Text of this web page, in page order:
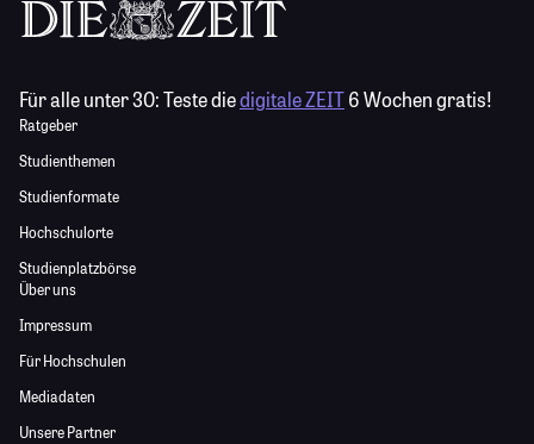
Für alle unter 30:Teste diedigitale ZEIT6 Wochen gratis!
Ratgeber
Studienthemen
Studienformate
Hochschulorte
Studienplatzbörse
Über uns
Impressum
Für Hochschulen
Mediadaten
Unsere Partner